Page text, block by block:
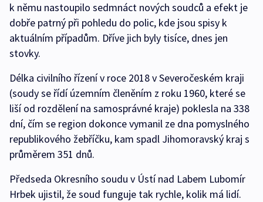
k němu nastoupilo sedmnáct nových soudců a efekt je
dobře patrný při pohledu do polic, kde jsou spisy k
aktuálním případům. Dříve jich byly tisíce, dnes jen
stovky.
Délka civilního řízení v roce 2018 v Severočeském kraji
(soudy se řídí územním členěním z roku 1960, které se
liší od rozdělení na samosprávné kraje) poklesla na 338
dní, čím se region dokonce vymanil ze dna pomyslného
republikového žebříčku, kam spadl Jihomoravský kraj s
průměrem 351 dnů.
Předseda Okresního soudu v Ústí nad Labem Lubomír
Hrbek ujistil, že soud funguje tak rychle, kolik má lidí.